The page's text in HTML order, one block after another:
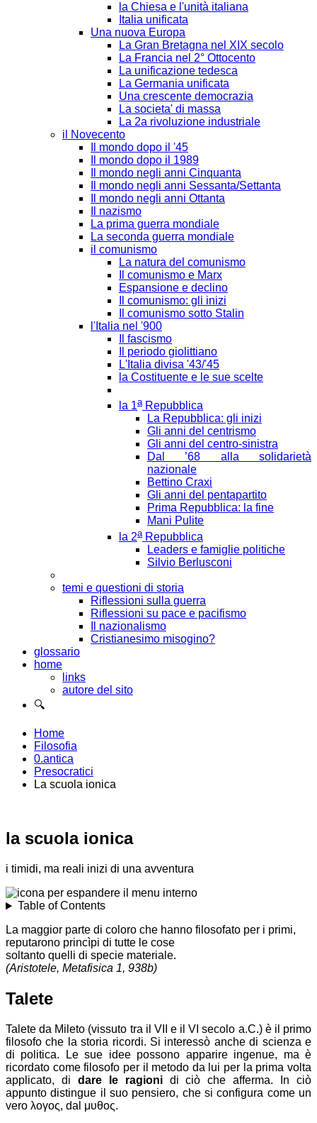
la Chiesa e l'unità italiana
Italia unificata
Una nuova Europa
La Gran Bretagna nel XIX secolo
La Francia nel 2° Ottocento
La unificazione tedesca
La Germania unificata
Una crescente democrazia
La societa' di massa
La 2a rivoluzione industriale
il Novecento
Il mondo dopo il '45
Il mondo dopo il 1989
Il mondo negli anni Cinquanta
Il mondo negli anni Sessanta/Settanta
Il mondo negli anni Ottanta
Il nazismo
La prima guerra mondiale
La seconda guerra mondiale
il comunismo
La natura del comunismo
Il comunismo e Marx
Espansione e declino
Il comunismo: gli inizi
Il comunismo sotto Stalin
l'Italia nel '900
Il fascismo
Il periodo giolittiano
L'Italia divisa '43/'45
la Costituente e le sue scelte
la 1aRepubblica
La Repubblica: gli inizi
Gli anni del centrismo
Gli anni del centro-sinistra
Dal ’68 alla solidarietà
nazionale
Bettino Craxi
Gli anni del pentapartito
Prima Repubblica: la fine
Mani Pulite
la 2aRepubblica
Leaders e famiglie politiche
Silvio Berlusconi
temi e questioni di storia
Riflessioni sulla guerra
Riflessioni su pace e pacifismo
Il nazionalismo
Cristianesimo misogino?
glossario
home
links
autore del sito
🔍
Home
Filosofia
0.antica
Presocratici
La scuola ionica
la scuola ionica
i timidi, ma reali inizi di una avventura
Table of Contents
La maggior parte di coloro che hanno filosofato per i primi,
reputarono princìpi di tutte le cose
soltanto quelli di specie materiale.
(Aristotele, Metafisica 1, 938b)
Talete
Talete da Mileto (vissuto tra il VII e il VI secolo a.C.) è il primo
filosofo che la storia ricordi. Si interessò anche di scienza e
di politica. Le sue idee possono apparire ingenue, ma è
ricordato come filosofo per il metodo da lui per la prima volta
applicato, di dare le ragionidi ciò che afferma. In ciò
appunto distingue il suo pensiero, che si configura come un
vero λoγoς, dal μυθoς.